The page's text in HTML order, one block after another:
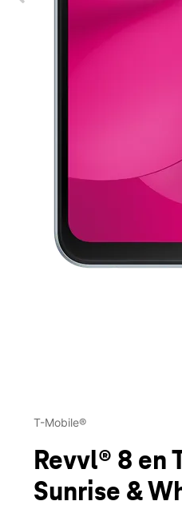
T-Mobile®
Revvl® 8 en
Sunrise &